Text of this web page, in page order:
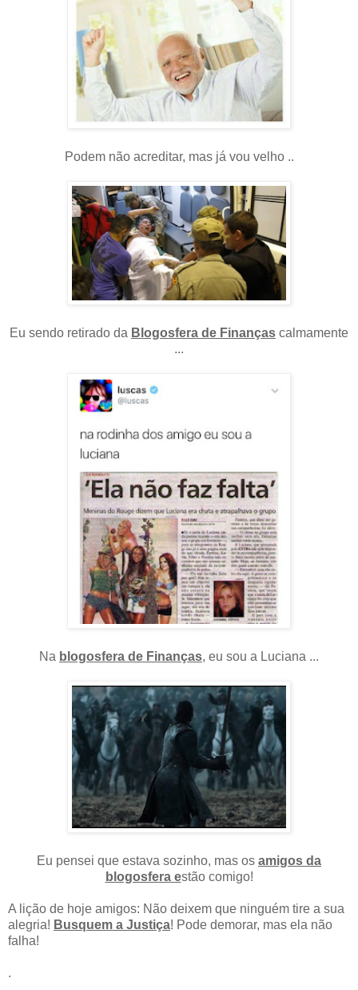
Podem não acreditar, mas já vou velho ..
Eu sendo retirado da Blogosfera de Finanças calmamente
...
Na blogosfera de Finanças, eu sou a Luciana ...
Eu pensei que estava sozinho, mas os amigos da
blogosfera estão comigo!
A lição de hoje amigos: Não deixem que ninguém tire a sua
alegria! Busquem a Justiça! Pode demorar, mas ela não
falha!
.